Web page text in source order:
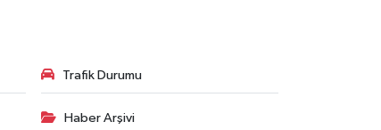
Trafik Durumu
Haber Arşivi